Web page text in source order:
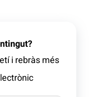
i rebràs més